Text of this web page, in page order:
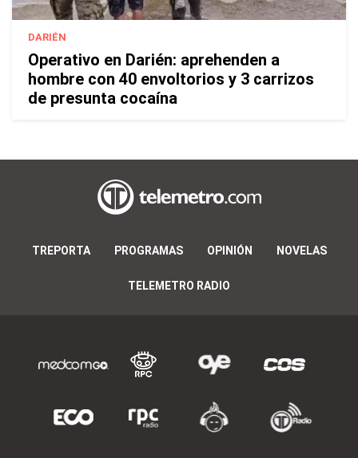
DARIÉN
Operativo en Darién: aprehenden a
hombre con 40 envoltorios y 3 carrizos
de presunta cocaína
TREPORTA PROGRAMAS OPINIÓN NOVELAS
TELEMETRO RADIO